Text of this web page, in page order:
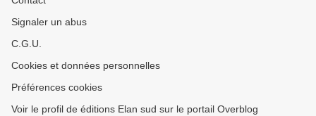
Signaler un abus
C.G.U.
Cookies et données personnelles
Préférences cookies
Voir le profil de éditions Elan sud sur le portail Overblog